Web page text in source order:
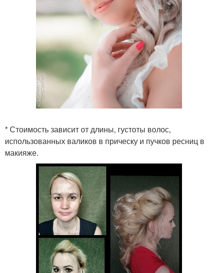
* Стоимость зависит от длины, густоты волос,
использованных валиков в прическу и пучков ресниц в
макияже.